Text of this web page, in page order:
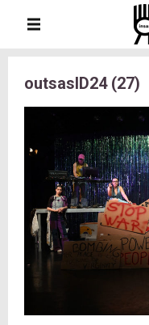
outsasID24 (27)